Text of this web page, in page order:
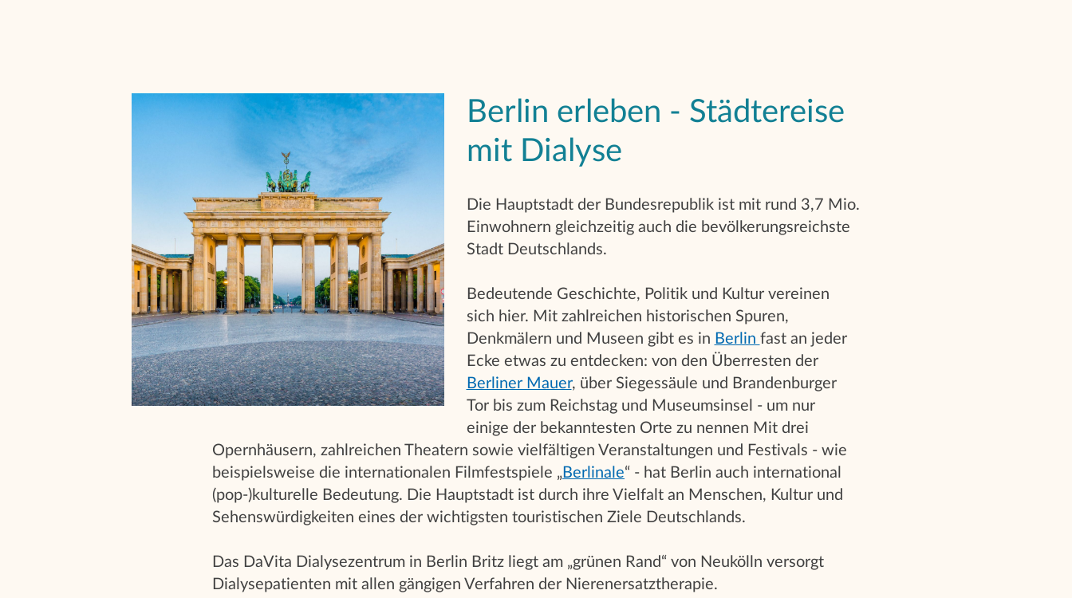
Berlin erleben - Städtereise
mit Dialyse
Die Hauptstadt der Bundesrepublik ist mit rund 3,7 Mio.
Einwohnern gleichzeitig auch die bevölkerungsreichste
Stadt Deutschlands.
Bedeutende Geschichte, Politik und Kultur vereinen
sich hier. Mit zahlreichen historischen Spuren,
Denkmälern und Museen gibt es in Berlin fast an jeder
Ecke etwas zu entdecken: von den Überresten der
Berliner Mauer, über Siegessäule und Brandenburger
Tor bis zum Reichstag und Museumsinsel - um nur
einige der bekanntesten Orte zu nennen Mit drei
Opernhäusern, zahlreichen Theatern sowie vielfältigen Veranstaltungen und Festivals - wie
beispielsweise die internationalen Filmfestspiele „Berlinale“ - hat Berlin auch international
(pop-)kulturelle Bedeutung. Die Hauptstadt ist durch ihre Vielfalt an Menschen, Kultur und
Sehenswürdigkeiten eines der wichtigsten touristischen Ziele Deutschlands.
Das DaVita Dialysezentrum in Berlin Britz liegt am „grünen Rand“ von Neukölln versorgt
Dialysepatienten mit allen gängigen Verfahren der Nierenersatztherapie.